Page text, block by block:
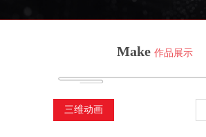
Make 作品展示
三维动画